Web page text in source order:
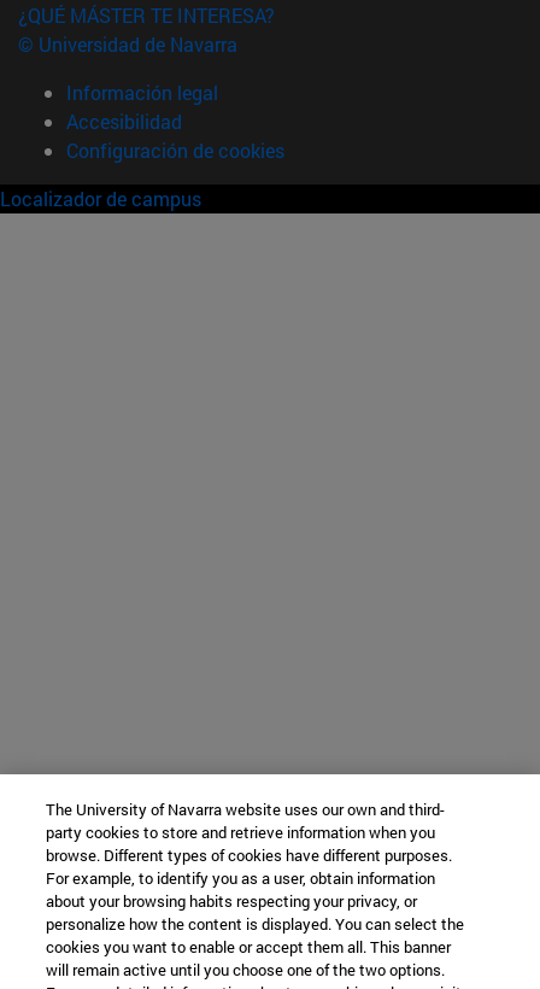
¿QUÉ MÁSTER TE INTERESA?
© Universidad de Navarra
Información legal
Accesibilidad
Configuración de cookies
Localizador de campus
The University of Navarra website uses our own and third-
party cookies to store and retrieve information when you
browse. Different types of cookies have different purposes.
For example, to identify you as a user, obtain information
about your browsing habits respecting your privacy, or
personalize how the content is displayed. You can select the
cookies you want to enable or accept them all. This banner
will remain active until you choose one of the two options.